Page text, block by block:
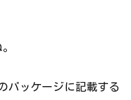
パッケージに記載する